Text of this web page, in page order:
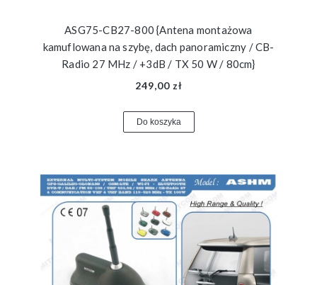
ASG75-CB27-800 {Antena montażowa
kamuflowana na szybę, dach panoramiczny / CB-
Radio 27 MHz / +3dB / TX 50 W / 80cm}
249,00 zł
Do koszyka